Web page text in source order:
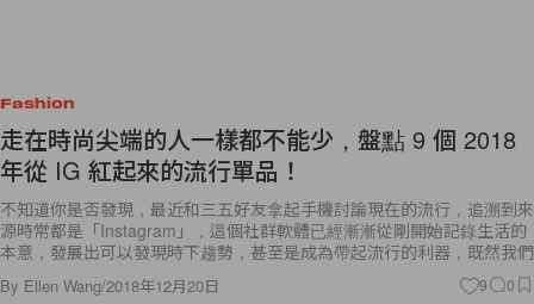
Fashion
走在時尚尖端的人一樣都不能少，盤點 9 個 2018
年從 IG 紅起來的流行單品！
不知道你是否發現，最近和三五好友拿起手機討論現在的流行，追溯到來
源時常都是「Instagram」，這個社群軟體已經漸漸從剛開始記錄生活的
本意，發展出可以發現時下趨勢，甚至是成為帶起流行的利器，既然我們
By Ellen Wang/2018年12月20日 9 0